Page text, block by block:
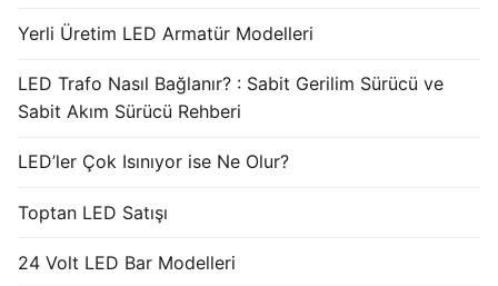
Yerli Üretim LED Armatür Modelleri
LED Trafo Nasıl Bağlanır? : Sabit Gerilim Sürücü ve
Sabit Akım Sürücü Rehberi
LED’ler Çok Isınıyor ise Ne Olur?
Toptan LED Satışı
24 Volt LED Bar Modelleri